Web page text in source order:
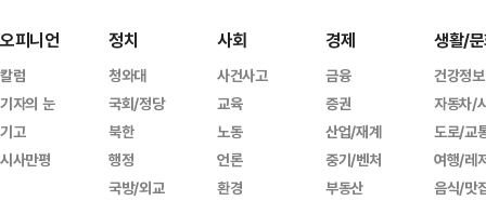
오피니언
칼럼
기자의 눈
기고
시사만평
정치
청와대
국회/정당
북한
행정
국방/외교
사회
사건사고
교육
노동
언론
환경
경제
금융
증권
산업/재계
중기/벤처
부동산
생활/
건강정보
자동차/
도로/교
여행/레
음식/맛